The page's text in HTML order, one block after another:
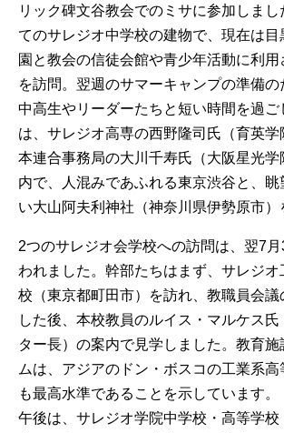
リック碑文谷教会でのミサに参加しま
てのサレジオ中学校の建物で、現在は目
園と教会の信徒会館や青少年活動に利
を訪問。翌週のサマーキャンプの準備の
中高生やリーダーたちと短い時間を過ご
は、サレジオ高専の西野隆司氏（育英学
本連合事務局の大川千寿氏（大阪星光学
内で、人混みであふれる東京渋谷と、眺
い大山阿夫利神社（神奈川県伊勢原市）
2つのサレジオ会学校への訪問は、翌7
われました。幹部たちはまず、サレジオ
校（東京都町田市）を訪れ、教職員会議
した後、本校教員のルイス・マルケス
ター長）の案内で見学しました。教育
ムは、アジアのドン・ボスコの工業系
も最高水準であることを示しています。
午後は、サレジオ学院中学校・高等学